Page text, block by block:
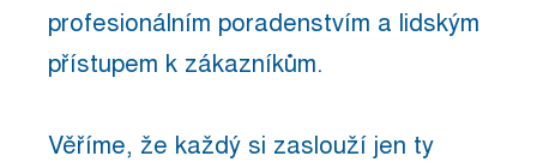
profesionálním poradenstvím a lidským
přístupem k zákazníkům.
Věříme, že každý si zaslouží jen ty